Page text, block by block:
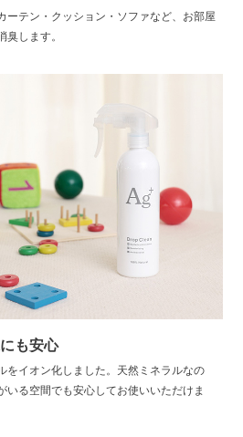
ーテン・クッション・ソファなど、お部屋
します。
も安心
をイオン化しました。天然ミネラルなの
いる空間でも安心してお使いいただけま